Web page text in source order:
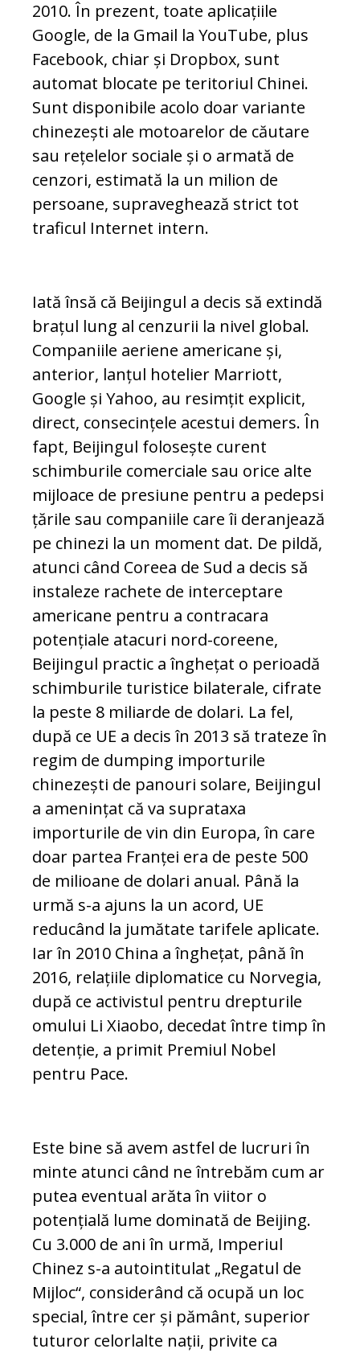
2010. În prezent, toate aplicațiile
Google, de la Gmail la YouTube, plus
Facebook, chiar și Dropbox, sunt
automat blocate pe teritoriul Chinei.
Sunt disponibile acolo doar variante
chinezești ale motoarelor de căutare
sau rețelelor sociale și o armată de
cenzori, estimată la un milion de
persoane, supraveghează strict tot
traficul Internet intern.
Iată însă că Beijingul a decis să extindă
brațul lung al cenzurii la nivel global.
Companiile aeriene americane și,
anterior, lanțul hotelier Marriott,
Google și Yahoo, au resimțit explicit,
direct, consecințele acestui demers. În
fapt, Beijingul folosește curent
schimburile comerciale sau orice alte
mijloace de presiune pentru a pedepsi
țările sau companiile care îi deranjează
pe chinezi la un moment dat. De pildă,
atunci când Coreea de Sud a decis să
instaleze rachete de interceptare
americane pentru a contracara
potențiale atacuri nord-coreene,
Beijingul practic a înghețat o perioadă
schimburile turistice bilaterale, cifrate
la peste 8 miliarde de dolari. La fel,
după ce UE a decis în 2013 să trateze în
regim de dumping importurile
chinezești de panouri solare, Beijingul
a amenințat că va suprataxa
importurile de vin din Europa, în care
doar partea Franței era de peste 500
de milioane de dolari anual. Până la
urmă s-a ajuns la un acord, UE
reducând la jumătate tarifele aplicate.
Iar în 2010 China a înghețat, până în
2016, relațiile diplomatice cu Norvegia,
după ce activistul pentru drepturile
omului Li Xiaobo, decedat între timp în
detenție, a primit Premiul Nobel
pentru Pace.
Este bine să avem astfel de lucruri în
minte atunci când ne întrebăm cum ar
putea eventual arăta în viitor o
potențială lume dominată de Beijing.
Cu 3.000 de ani în urmă, Imperiul
Chinez s-a autointitulat „Regatul de
Mijloc“, considerând că ocupă un loc
special, între cer și pământ, superior
tuturor celorlalte nații, privite ca